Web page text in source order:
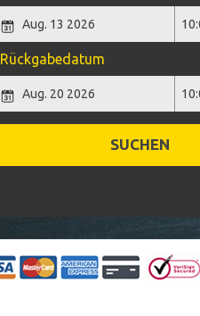
Rückgabedatum
SUCHEN